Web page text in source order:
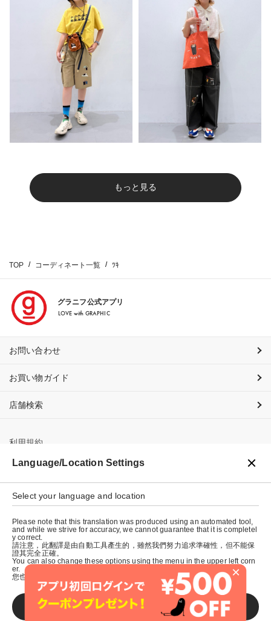
もっと見る
TOP コーディネート一覧 ﾂｷ
グラニフ公式アプリ
LOVE with GRAPHIC
お問い合わせ
お買い物ガイド
店舗検索
利用規約
プライバシーポリシー
特定商取引法に基づく表示
会社概要
×
Language/Location Settings
Select your language and location
Please note that this translation was produced using an automated tool,
and while we strive for accuracy, we cannot guarantee that it is completel
y correct.
請注意，此翻譯是由自動工具產生的，雖然我們努力追求準確性，但不能保
證其完全正確。
You can also change these options using the menu in the upper left corn
er.
您也可以使用左上角的選單來更改這些選項。
SAVE